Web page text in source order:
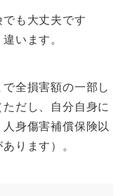
も大丈夫です
います。
全損害額の一部し
だし、自分自身に
身傷害補償保険以
ります）。